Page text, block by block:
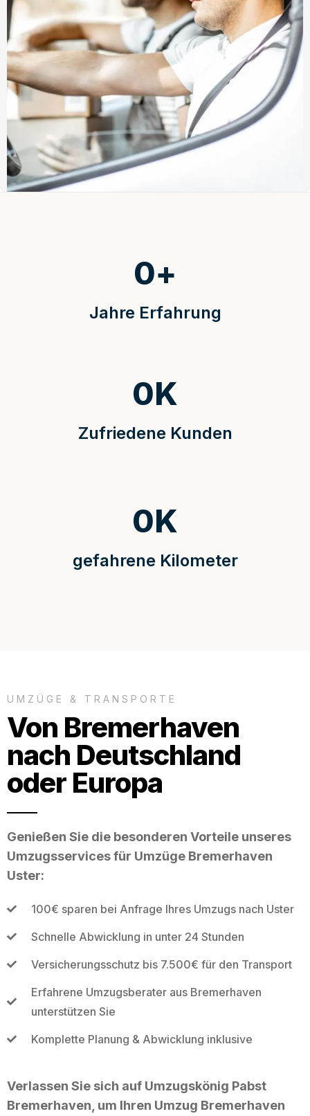
Jahre Erfahrung
0+
Zufriedene Kunden
0K
gefahrene Kilometer
0K
UMZÜGE & TRANSPORTE
Von Bremerhaven
nach Deutschland
oder Europa
Genießen Sie die besonderen Vorteile unseres
Umzugsservices für Umzüge Bremerhaven
Uster:
100€ sparen bei Anfrage Ihres Umzugs nach Uster
Schnelle Abwicklung in unter 24 Stunden
Versicherungsschutz bis 7.500€ für den Transport
Erfahrene Umzugsberater aus Bremerhaven
unterstützen Sie
Komplette Planung & Abwicklung inklusive
Verlassen Sie sich auf Umzugskönig Pabst
Bremerhaven, um Ihren Umzug Bremerhaven